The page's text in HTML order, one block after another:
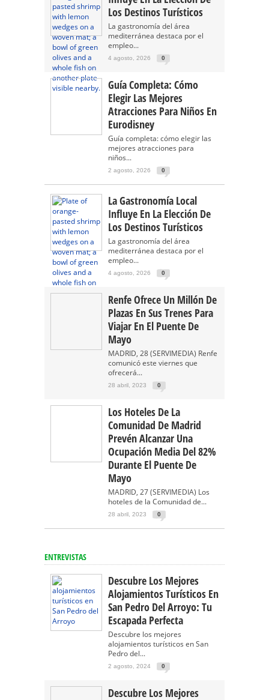
Los Destinos Turísticos
La gastronomía del área
mediterránea destaca por el
empleo...
4 agosto, 2026 0
Guía Completa: Cómo
Elegir Las Mejores
Atracciones Para Niños En
Eurodisney
Guía completa: cómo elegir las
mejores atracciones para
niños...
2 agosto, 2026 0
La Gastronomía Local
Influye En La Elección De
Los Destinos Turísticos
La gastronomía del área
mediterránea destaca por el
empleo...
4 agosto, 2026 0
Renfe Ofrece Un Millón De
Plazas En Sus Trenes Para
Viajar En El Puente De
Mayo
MADRID, 28 (SERVIMEDIA) Renfe
comunicó este viernes que
ofrecerá...
28 abril, 2023 0
Los Hoteles De La
Comunidad De Madrid
Prevén Alcanzar Una
Ocupación Media Del 82%
Durante El Puente De
Mayo
MADRID, 27 (SERVIMEDIA) Los
hoteles de la Comunidad de...
28 abril, 2023 0
ENTREVISTAS
Descubre Los Mejores
Alojamientos Turísticos En
San Pedro Del Arroyo: Tu
Escapada Perfecta
Descubre los mejores
alojamientos turísticos en San
Pedro del...
2 agosto, 2024 0
Descubre Los Mejores